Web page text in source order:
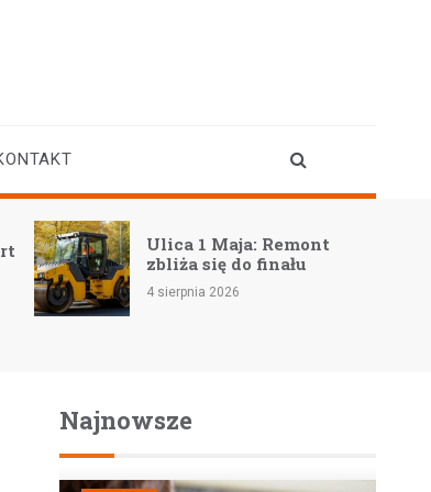
Ulica 1 Maja: Remont
zbliża się do finału
4 sierpnia 2026
Najnowsze